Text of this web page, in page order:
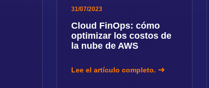
31/07/2023
Cloud FinOps: cómo
optimizar los costos de
la nube de AWS
Lee el artículo completo.